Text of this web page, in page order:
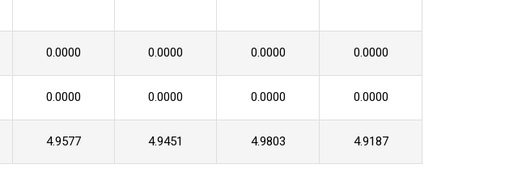
0.0000 0.0000 0.0000 0.0000
0.0000 0.0000 0.0000 0.0000
4.9577 4.9451 4.9803 4.9187